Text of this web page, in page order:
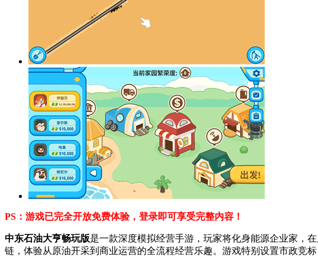
PS：游戏已完全开放免费体验，登录即可享受完整内容！
中东石油大亨畅玩版是一款深度模拟经营手游，玩家将化身能源企业家，
链，体验从原油开采到商业运营的全流程经营乐趣。游戏特别设置市政竞